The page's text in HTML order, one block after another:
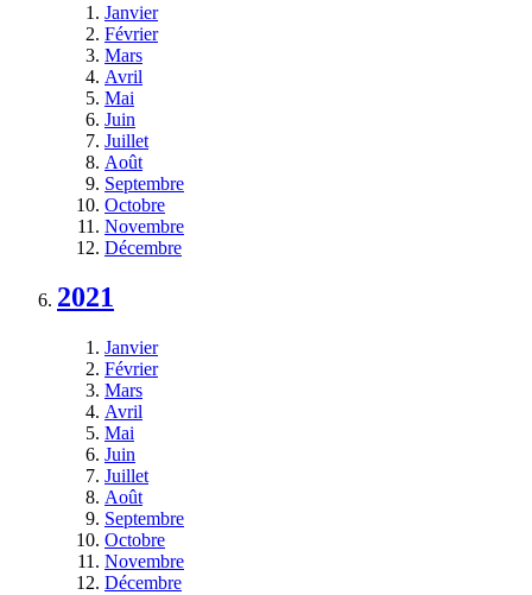
Janvier
Février
Mars
Avril
Mai
Juin
Juillet
Août
Septembre
Octobre
Novembre
Décembre
2021
Janvier
Février
Mars
Avril
Mai
Juin
Juillet
Août
Septembre
Octobre
Novembre
Décembre